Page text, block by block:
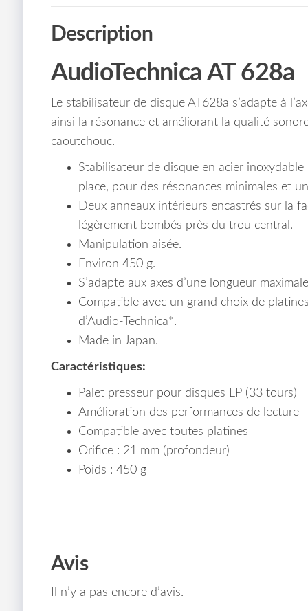
Description
AudioTechnica AT 628a
Le stabilisateur de disque AT628a s’adapte à
ainsi la résonance et améliorant la qualité
caoutchouc.
Stabilisateur de disque en acier
place, pour des résonances minimales et
Deux anneaux intérieurs encastrés sur la
légèrement bombés près du trou central.
Manipulation aisée.
Environ 450 g.
S’adapte aux axes d’une longueur
Compatible avec un grand choix de
d’Audio-Technica*.
Made in Japan.
Caractéristiques:
Palet presseur pour disques LP (33 tours)
Amélioration des performances de lecture
Compatible avec toutes platines
Orifice : 21 mm (profondeur)
Poids : 450 g
Avis
Il n’y a pas encore d’avis.